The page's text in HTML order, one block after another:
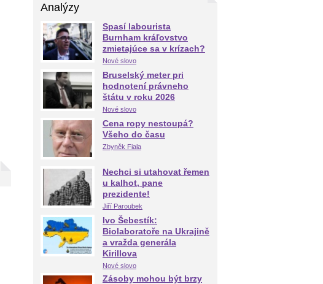
Analýzy
Spasí labourista
Burnham kráľovstvo
zmietajúce sa v krízach?
Nové slovo
Bruselský meter pri
hodnotení právneho
štátu v roku 2026
Nové slovo
Cena ropy nestoupá?
Všeho do času
Zbyněk Fiala
Nechci si utahovat řemen
u kalhot, pane
prezidente!
Jiří Paroubek
Ivo Šebestík:
Biolaboratoře na Ukrajině
a vražda generála
Kirillova
Nové slovo
Zásoby mohou být brzy